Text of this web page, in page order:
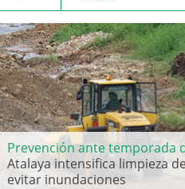
Prevención ante temporada
Atalaya intensifica limpieza
evitar inundaciones